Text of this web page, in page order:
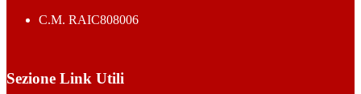
C.M. RAIC808006
Sezione Link Utili